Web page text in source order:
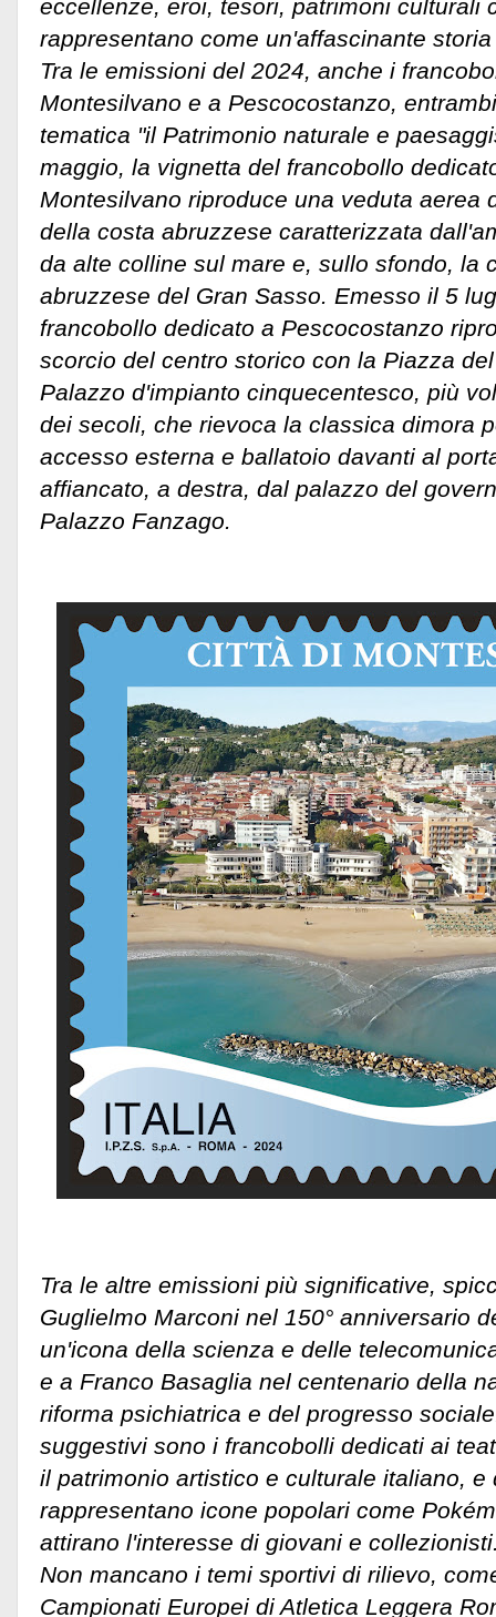
eccellenze, eroi, tesori, patrimoni culturali
rappresentano come un'affascinante
Tra le emissioni del 2024, anche i
Montesilvano e a Pescocostanzo,
tematica "il Patrimonio naturale e
maggio, la vignetta del francobollo
Montesilvano riproduce una veduta aerea
della costa abruzzese caratterizzata
da alte colline sul mare e, sullo sfondo, la
abruzzese del Gran Sasso. Emesso il 5
francobollo dedicato a Pescocostanzo
scorcio del centro storico con la Piazza
Palazzo d'impianto cinquecentesco, più
dei secoli, che rievoca la classica dimora
accesso esterna e ballatoio davanti al
affiancato, a destra, dal palazzo del
Palazzo Fanzago.
Tra le altre emissioni più significative,
Guglielmo Marconi nel 150° anniversario
un'icona della scienza e delle
e a Franco Basaglia nel centenario della
riforma psichiatrica e del progresso
suggestivi sono i francobolli dedicati ai
il patrimonio artistico e culturale italiano, e
rappresentano icone popolari come
attirano l'interesse di giovani e
Non mancano i temi sportivi di rilievo,
Campionati Europei di Atletica Leggera